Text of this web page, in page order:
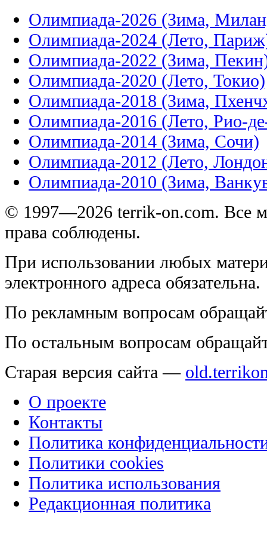
Олимпиада-2026 (Зима,
Олимпиада-2024 (Лето,
Олимпиада-2022 (Зима,
Олимпиада-2020 (Лето, Токио)
Олимпиада-2018 (Зима,
Олимпиада-2016 (Лето, Рио-
Олимпиада-2014 (Зима, Сочи)
Олимпиада-2012 (Лето,
Олимпиада-2010 (Зима,
© 1997—2026 terrik-on.com. Все
права соблюдены.
При использовании любых
электронного адреса обязательна.
По рекламным вопросам
По остальным вопросам
Старая версия сайта —
О проекте
Контакты
Политика
Политики cookies
Политика использования
Редакционная политика